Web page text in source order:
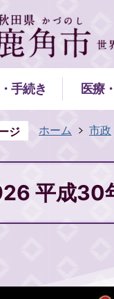
手続き 医療
ジ ホーム 市政
平成30